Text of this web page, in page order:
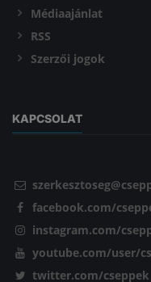
Médiaajánlat
RSS
Szerzői jogok
KAPCSOLAT
facebook.com/
instagram.com/
youtube.com/user/
twitter.com/cseppek